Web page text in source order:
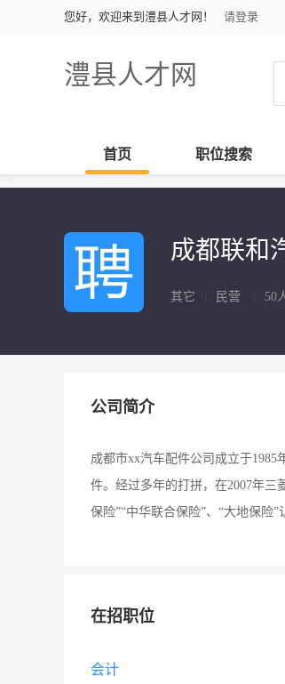
您好，欢迎来到澧县人才网！ 请登录
澧县人才网
首页 职位搜索
成都联和
其它 民营 50
公司简介
成都市xx汽车配件公司成立于
件。经过多年的打拼，在2007年三
保险”“中华联合保险”、“大地保险
在招职位
会计